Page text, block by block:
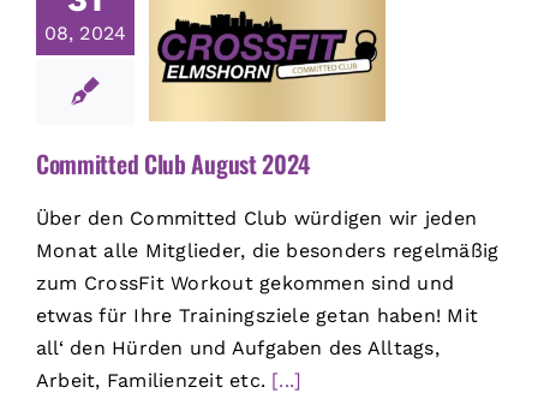
08, 2024
Committed Club August 2024
Über den Committed Club würdigen wir jeden
Monat alle Mitglieder, die besonders regelmäßig
zum CrossFit Workout gekommen sind und
etwas für Ihre Trainingsziele getan haben! Mit
all‘ den Hürden und Aufgaben des Alltags,
Arbeit, Familienzeit etc. [...]